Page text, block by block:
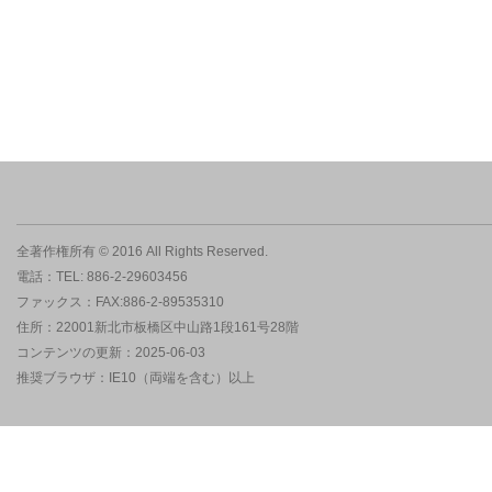
全著作権所有 © 2016 All Rights Reserved.
電話：TEL: 886-2-29603456
ファックス：FAX:886-2-89535310
住所：22001新北市板橋区中山路1段161号28階
コンテンツの更新：2025-06-03
推奨ブラウザ：IE10（両端を含む）以上